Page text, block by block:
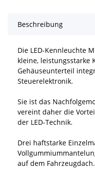
Beschreibung
Die LED-Kennleuchte
kleine, leistungsstarke
Gehäuseunterteil
Steuerelektronik.
Sie ist das
vereint daher die
der LED-Technik.
Drei haftstarke
auf dem Fahrzeugdach.